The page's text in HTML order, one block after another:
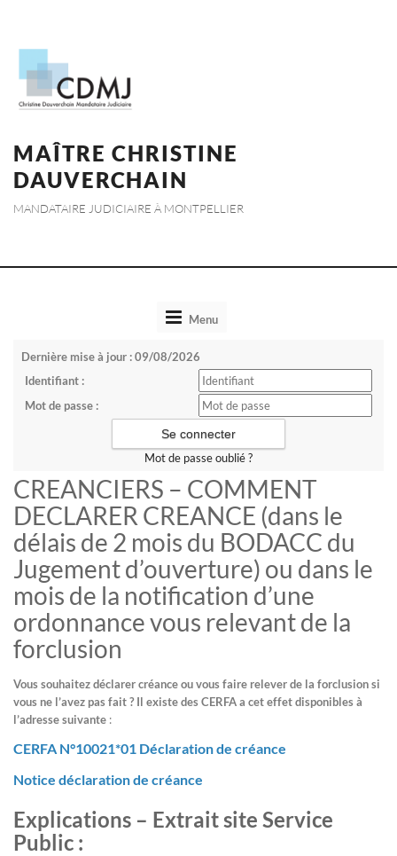
MAÎTRE CHRISTINE
DAUVERCHAIN
MANDATAIRE JUDICIAIRE À MONTPELLIER
ToggleMenu
Dernière mise à jour : 09/08/2026
Identifiant :
Mot de passe :
Mot de passe oublié ?
CREANCIERS – COMMENT
DECLARER CREANCE (dans le
délais de 2 mois du BODACC du
Jugement d’ouverture) ou dans le
mois de la notification d’une
ordonnance vous relevant de la
forclusion
Vous souhaitez déclarer créance ou vous faire relever de la forclusion si
vous ne l’avez pas fait ? Il existe des CERFA a cet effet disponibles à
l’adresse suivante :
CERFA N°10021*01 Déclaration de créance
Notice déclaration de créance
Explications – Extrait site Service
Public :